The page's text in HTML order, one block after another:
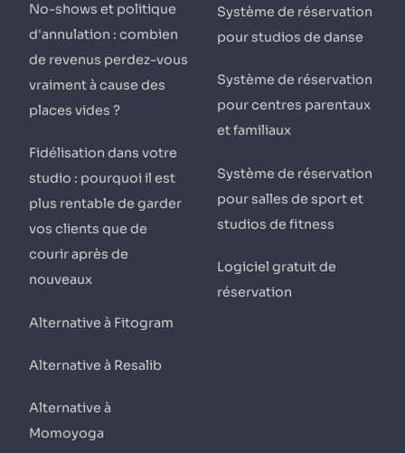
No-shows et politique
d'annulation : combien
de revenus perdez-vous
vraiment à cause des
places vides ?
Fidélisation dans votre
studio : pourquoi il est
plus rentable de garder
vos clients que de
courir après de
nouveaux
Alternative à Fitogram
Alternative à Resalib
Alternative à
Momoyoga
Système de réservation
pour studios de danse
Système de réservation
pour centres parentaux
et familiaux
Système de réservation
pour salles de sport et
studios de fitness
Logiciel gratuit de
réservation